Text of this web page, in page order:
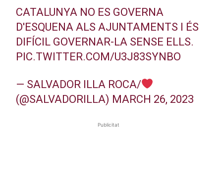
CATALUNYA NO ES GOVERNA
D'ESQUENA ALS AJUNTAMENTS I ÉS
DIFÍCIL GOVERNAR-LA SENSE ELLS.
PIC.TWITTER.COM/U3J83SYNBO
— SALVADOR ILLA ROCA/
(@SALVADORILLA) MARCH 26, 2023
Publicitat